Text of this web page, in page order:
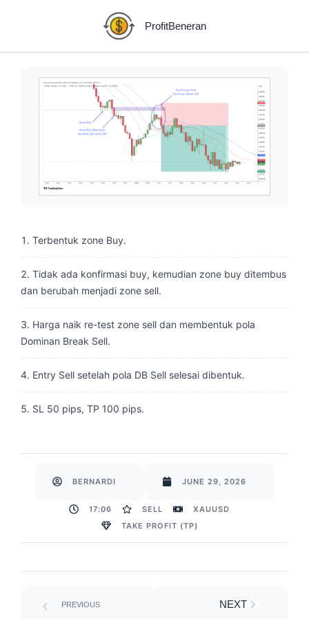
ProfitBeneran
Terbentuk zone Buy.
Tidak ada konfirmasi buy, kemudian zone buy ditembus
dan berubah menjadi zone sell.
Harga naik re-test zone sell dan membentuk pola
Dominan Break Sell.
Entry Sell setelah pola DB Sell selesai dibentuk.
SL 50 pips, TP 100 pips.
BERNARDI JUNE 29, 2026
17:06 SELL
XAUUSD
TAKE PROFIT (TP)
PREVIOUS NEXT